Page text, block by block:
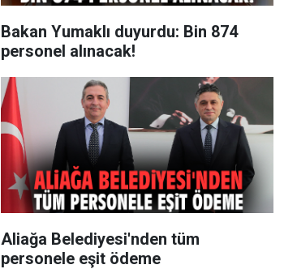
Bakan Yumaklı duyurdu: Bin 874
personel alınacak!
Aliağa Belediyesi'nden tüm
personele eşit ödeme